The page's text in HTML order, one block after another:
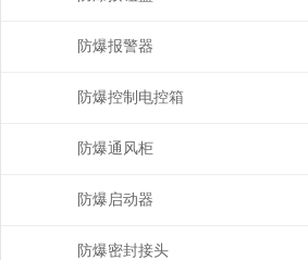
防爆报警器
防爆控制电控箱
防爆通风柜
防爆启动器
防爆密封接头